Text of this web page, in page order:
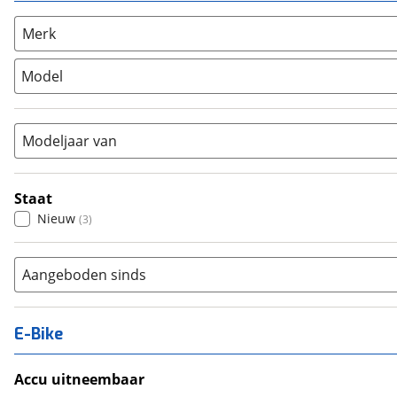
Racefiets
Stadsfiets (0)
Tandem
Merk
Model
Modeljaar van
Staat
Nieuw (3)
Aangeboden sinds
E-Bike
Accu uitneembaar